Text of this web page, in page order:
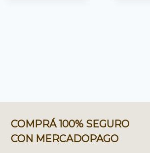
COMPRÁ 100% SEGURO
CON MERCADOPAGO